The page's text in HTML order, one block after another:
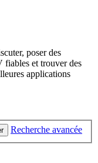
poser des
fiables et trouver des
applications
Recherche avancée